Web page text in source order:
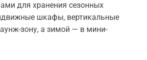
для хранения сезонных
шкафы, вертикальные
зону, а зимой — в мини-